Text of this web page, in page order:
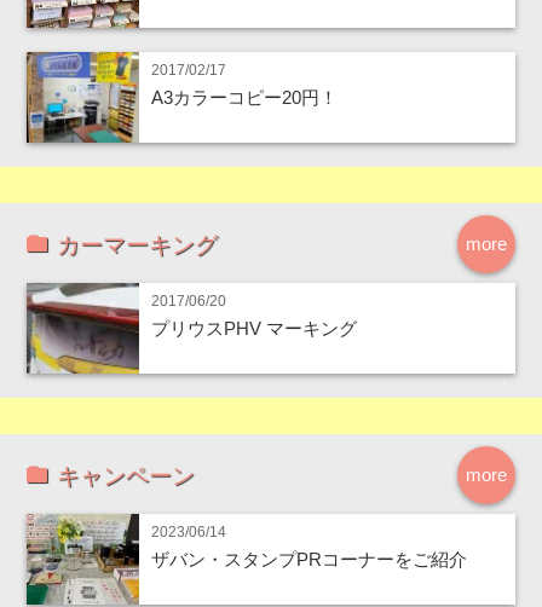
2017/02/17
A3カラーコピー20円！
more
カーマーキング
2017/06/20
プリウスPHV マーキング
more
キャンペーン
2023/06/14
ザバン・スタンプPRコーナーをご紹介